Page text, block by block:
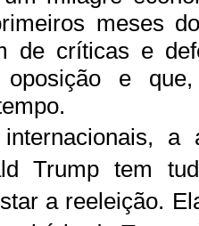
meses
de críticas e
e
a
Trump tem
a reeleição.